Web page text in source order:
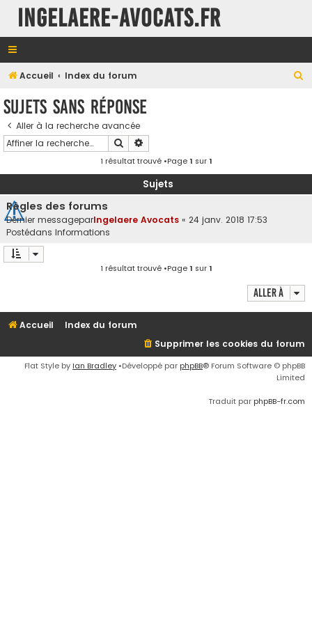
INGELAERE-AVOCATS.FR
Accueil Index du forum
Sujets sans réponse
Aller à la recherche avancée
Rechercher
1 résultat trouvé •Page1 sur1
Sujets
Règles des forums
Dernier messageparIngelaere Avocats « 24 janv. 2018 17:53
Postédans Informations
1 résultat trouvé •Page1 sur1
Aller à
Accueil
Index du forum
Supprimer les cookies du forum
Flat Style by Ian Bradley •Développé par phpBB® Forum Software © phpBB
Limited
Traduit par phpBB-fr.com